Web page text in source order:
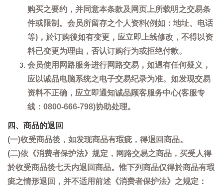
购买之要约，并同意本条款及网页上所载明之交易条
件或限制。会员所留存之个人资料(例如：地址、电话
等)，於订购後如有变更，应立即上线修改，不得以资
料已变更为理由，否认订购行为或拒绝付款。
会员使用网路服务进行网路交易，如遇有任何疑义，
应以诚品电脑系统之电子交易纪录为准。如发现交易
资料不正确，应立即通知诚品顾客服务中心(客服专
线：0800-666-798)协助处理。
四、商品的退回
(一)收受商品後，如发现商品有瑕疵，得退回商品。
(二)依《消费者保护法》规定，网路交易之商品，买受人得
於收受商品後七天内退回商品。惟下列商品仅得於商品有瑕
疵之情形退回，并不适用前述《消费者保护法》之规定：